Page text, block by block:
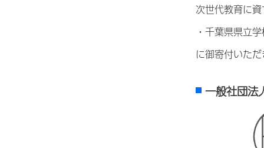
次世代教育に
・千葉県県立
に御寄付いた
一般社団法